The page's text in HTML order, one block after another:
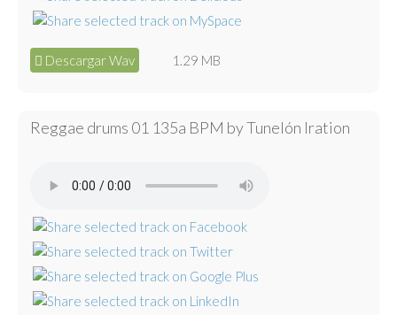
Descargar Wav 1.29 MB
Reggae drums 01 135a BPM by Tunelón Iration